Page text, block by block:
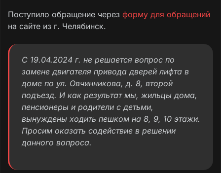
Поступило обращение через форму для обращений
на сайте из г. Челябинск.
С 19.04.2024 г. не решается вопрос по
замене двигателя привода дверей лифта в
доме по ул. Овчинникова, д. 8, второй
подъезд. И как результат мы, жильцы дома,
пенсионеры и родители с детьми,
вынуждены ходить пешком на 8, 9, 10 этажи.
Просим оказать содействие в решении
данного вопроса.